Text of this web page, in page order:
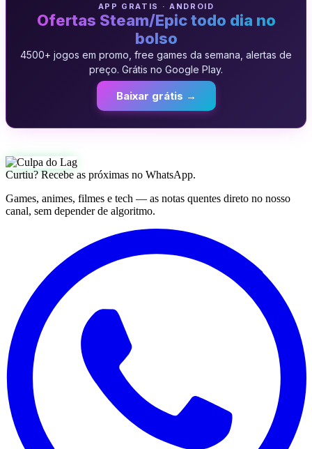
APP GRATIS · ANDROID
Ofertas Steam/Epic todo dia no
bolso
4500+ jogos em promo, free games da semana, alertas de
preço. Grátis no Google Play.
Baixar grátis →
Curtiu? Recebe as próximas no WhatsApp.
Games, animes, filmes e tech — as notas quentes direto no nosso
canal, sem depender de algoritmo.